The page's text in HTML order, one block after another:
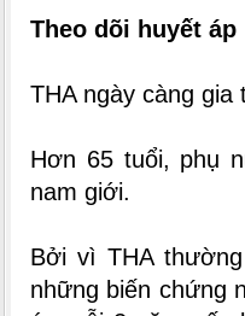
Theo dõi huyết áp
THA ngày càng
Hơn 65 tuổi, phụ
nam giới.
Bởi vì THA
những biến chứng